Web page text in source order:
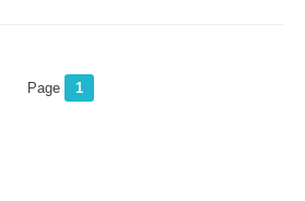
Page 1